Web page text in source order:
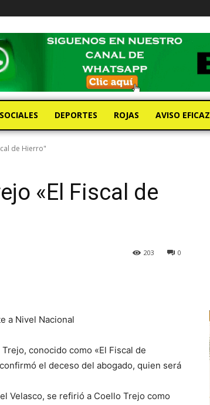
SOCIALES DEPORTES ROJAS AVISO EFICAZ
de Hierro"
«El Fiscal de
0
203
a Nivel Nacional
conocido como «El Fiscal de
el deceso del abogado, quien será
Velasco, se refirió a Coello Trejo como